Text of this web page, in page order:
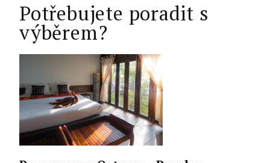
Potřebujete poradit s
výběrem?